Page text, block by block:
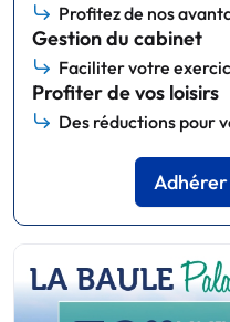
Profitez de nos
Gestion du cabinet
Faciliter votre
Profiter de vos loisirs
Des réductions pour
Adhérer